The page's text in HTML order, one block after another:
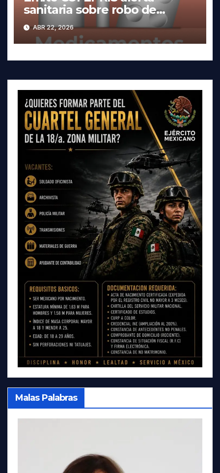
sanitaria sobre robo de
medicamentos
ABR 22, 2026
Malas Palabras